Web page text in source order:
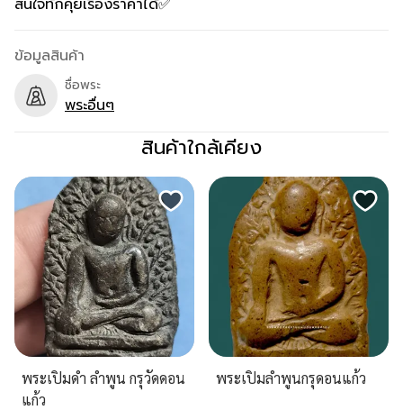
สนใจทักคุยเรื่องราคาได้✅
ข้อมูลสินค้า
ชื่อพระ
พระอื่นๆ
สินค้าใกล้เคียง
พระเปิมดำ ลำพูน กรุวัดดอน
แก้ว
พระเปิมลำพูนกรุดอนแก้ว